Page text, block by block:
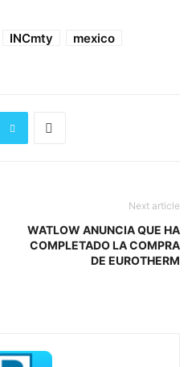
INCmty
mexico
Next article
WATLOW ANUNCIA QUE HA
COMPLETADO LA COMPRA
DE EUROTHERM